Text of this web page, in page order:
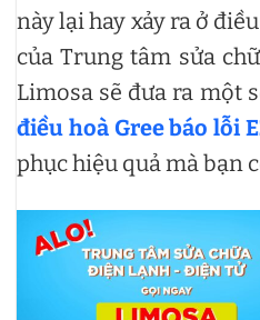
này lại hay xảy ra ở
của Trung tâm sửa
Limosa sẽ đưa ra một
điều hoà Gree báo lỗi
phục hiệu quả mà bạn